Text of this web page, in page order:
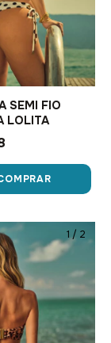
SEMI FIO
LOLITA
1/ 2